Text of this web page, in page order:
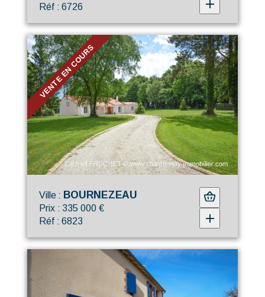
Réf : 6726
VENTE EN COURS
Ville : BOURNEZEAU
Prix : 335 000 €
Réf : 6823